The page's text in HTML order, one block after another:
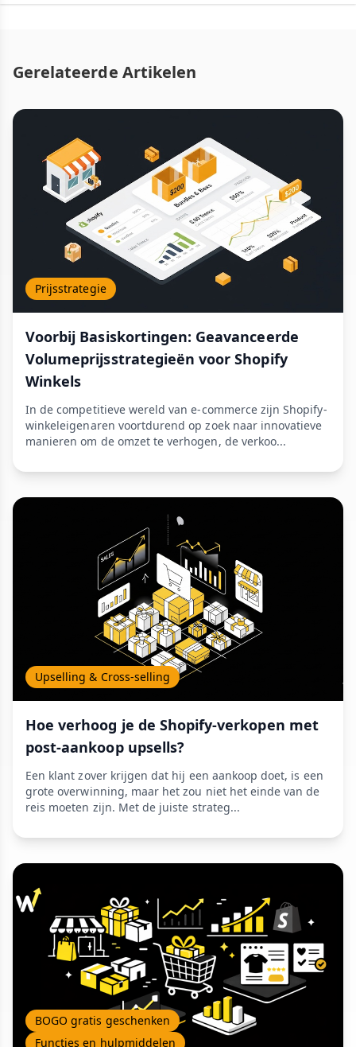
Gerelateerde Artikelen
Prijsstrategie
Voorbij Basiskortingen: Geavanceerde
Volumeprijsstrategieën voor Shopify
Winkels
In de competitieve wereld van e-commerce zijn Shopify-
winkeleigenaren voortdurend op zoek naar innovatieve
manieren om de omzet te verhogen, de verkoo...
Upselling & Cross-selling
Hoe verhoog je de Shopify-verkopen met
post-aankoop upsells?
Een klant zover krijgen dat hij een aankoop doet, is een
grote overwinning, maar het zou niet het einde van de
reis moeten zijn. Met de juiste strateg...
BOGO gratis geschenken
Functies en hulpmiddelen